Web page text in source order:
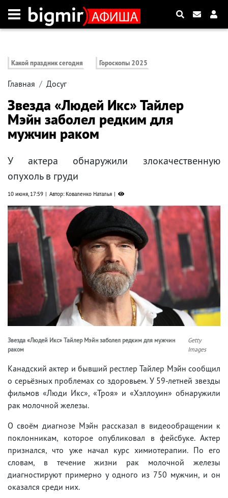
Какой праздник сегодня Гороскопы 2025
Главная Досуг
Звезда «Людей Икс» Тайлер
Мэйн заболел редким для
мужчин раком
У актера обнаружили злокачественную
опухоль в груди
10 июня, 17:59 Автор: Коваленко Наталья
Звезда «Людей Икс» Тайлер Мэйн заболел редким для мужчин
раком
Getty
Images
Канадский актер и бывший рестлер Тайлер Мэйн сообщил
о серьёзных проблемах со здоровьем. У 59-летней звезды
фильмов «Люди Икс», «Троя» и «Хэллоуин» обнаружили
рак молочной железы.
О своём диагнозе Мэйн рассказал в видеообращении к
поклонникам, которое опубликовал в фейсбуке. Актер
признался, что уже начал курс химиотерапии. По его
словам, в течение жизни рак молочной железы
диагностируют примерно у одного из 750 мужчин, и он
оказался среди них.